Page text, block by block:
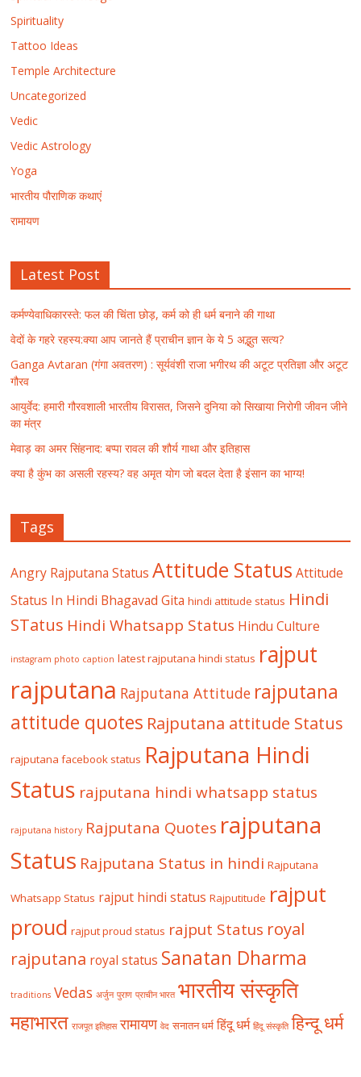
Spirituality
Tattoo Ideas
Temple Architecture
Uncategorized
Vedic
Vedic Astrology
Yoga
भारतीय पौराणिक कथाएं
रामायण
Latest Post
कर्मण्येवाधिकारस्ते: फल की चिंता छोड़, कर्म को ही धर्म बनाने की गाथा
वेदों के गहरे रहस्य:क्या आप जानते हैं प्राचीन ज्ञान के ये 5 अद्भुत सत्य?
Ganga Avtaran (गंगा अवतरण) : सूर्यवंशी राजा भगीरथ की अटूट प्रतिज्ञा और अटूट
गौरव
आयुर्वेद: हमारी गौरवशाली भारतीय विरासत, जिसने दुनिया को सिखाया निरोगी जीवन जीने
का मंत्र
मेवाड़ का अमर सिंहनाद: बप्पा रावल की शौर्य गाथा और इतिहास
क्या है कुंभ का असली रहस्य? वह अमृत योग जो बदल देता है इंसान का भाग्य!
Tags
Angry Rajputana Status Attitude Status Attitude
Status In Hindi Bhagavad Gita hindi attitude status Hindi
STatus Hindi Whatsapp Status Hindu Culture
instagram photo caption latest rajputana hindi status rajput
rajputana Rajputana Attitude rajputana
attitude quotes Rajputana attitude Status
rajputana facebook status Rajputana Hindi
Status rajputana hindi whatsapp status
rajputana history Rajputana Quotes rajputana
Status Rajputana Status in hindi Rajputana
Whatsapp Status rajput hindi status Rajputitude rajput
proud rajput proud status rajput Status royal
rajputana royal status Sanatan Dharma
traditions Vedas अर्जुन पुराण प्राचीन भारत भारतीय संस्कृति
महाभारत राजपूत इतिहास रामायण वेद सनातन धर्म हिंदू धर्म हिंदू संस्कृति हिन्दू धर्म